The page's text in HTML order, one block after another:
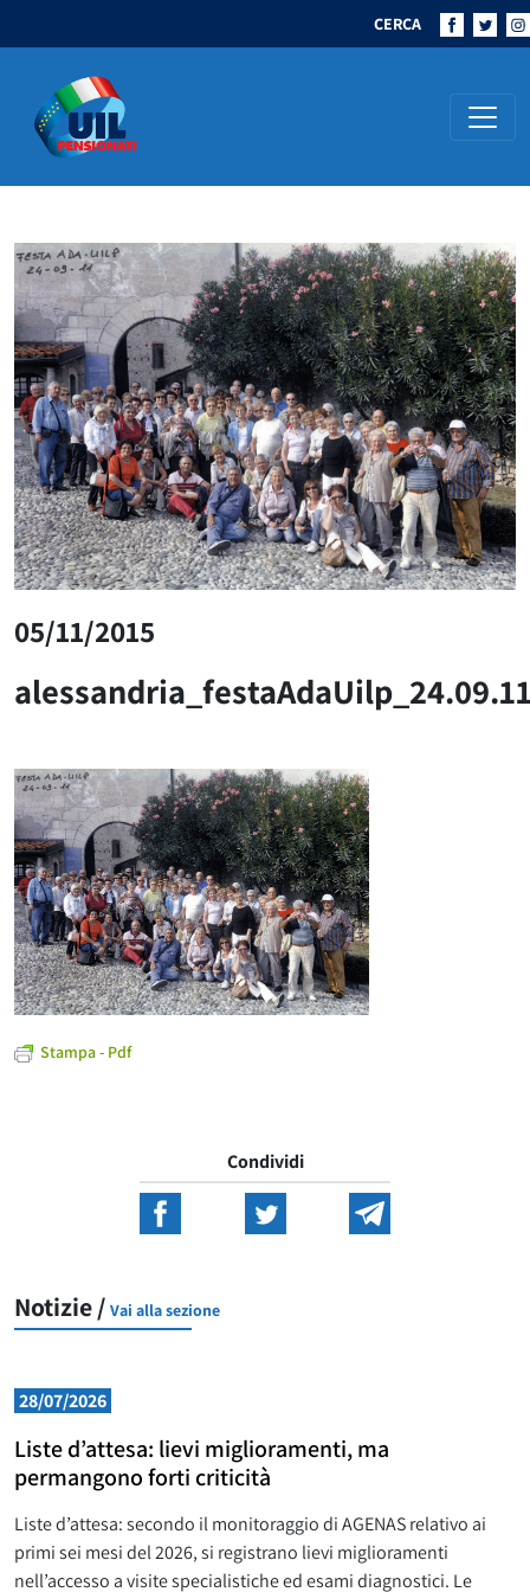
CERCA
Navigazione principale
05/11/2015
Stampa - Pdf
Condividi
Notizie / Vai alla sezione
28/07/2026
Liste d’attesa: lievi miglioramenti, ma
permangono forti criticità
Liste d’attesa: secondo il monitoraggio di AGENAS relativo ai
primi sei mesi del 2026, si registrano lievi miglioramenti
nell’accesso a visite specialistiche ed esami diagnostici. Le